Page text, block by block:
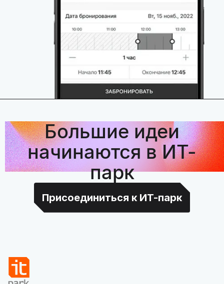
Большие идеи
начинаются в ИТ-
парк
Присоединиться к ИТ-парк